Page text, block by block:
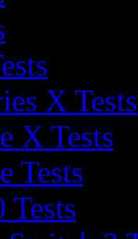
X Tests
X Tests
Tests